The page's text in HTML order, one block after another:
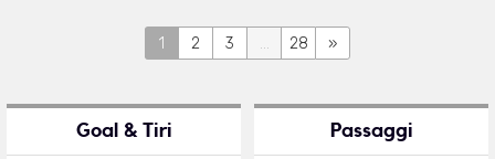
1 2 3 ... 28 »
Goal & Tiri Passaggi